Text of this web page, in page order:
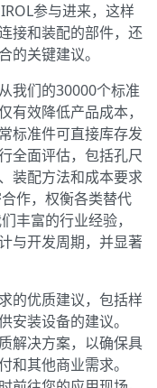
参与进来，这样
接和装配的部件，还
的关键建议。
我们的30000个标准
有效降低产品成本，
标准件可直接库存发
全面评估，包括孔尺
装配方法和成本要求
作，权衡各类替代
丰富的行业经验，
与开发周期，并显著
的优质建议，包括样
安装设备的建议。
解决方案，以确保具
和其他商业需求。